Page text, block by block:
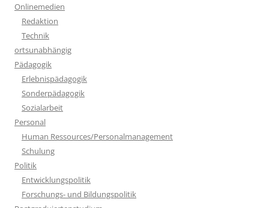
Onlinemedien
Redaktion
Technik
ortsunabhängig
Pädagogik
Erlebnispädagogik
Sonderpädagogik
Sozialarbeit
Personal
Human Ressources/Personalmanagement
Schulung
Politik
Entwicklungspolitik
Forschungs- und Bildungspolitik